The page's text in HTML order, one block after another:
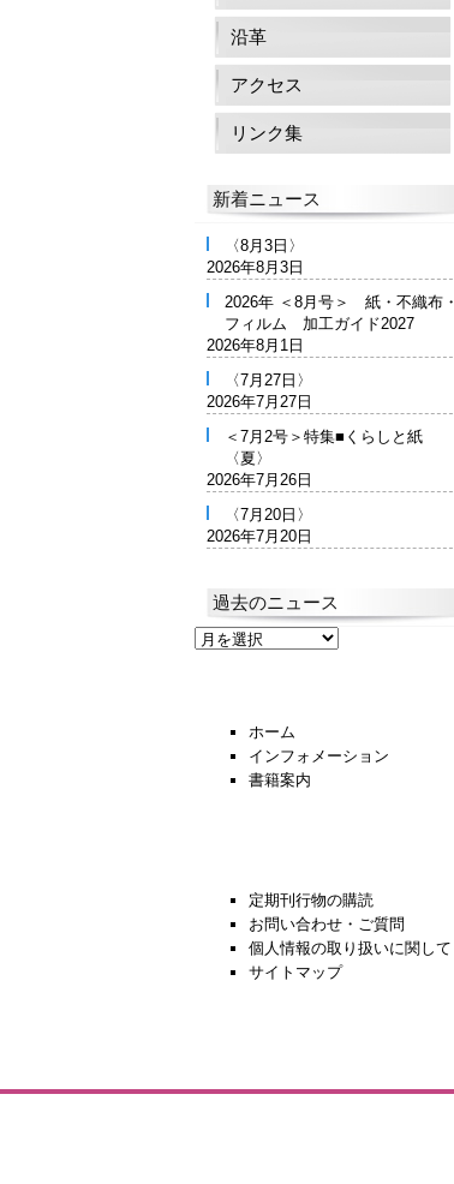
沿革
アクセス
リンク集
新着ニュース
〈8月3日〉
2026年8月3日
2026年 ＜8月号＞ 紙・不織布・
フィルム 加工ガイド2027
2026年8月1日
〈7月27日〉
2026年7月27日
＜7月2号＞特集■くらしと紙
〈夏〉
2026年7月26日
〈7月20日〉
2026年7月20日
過去のニュース
過
ホーム
インフォメーション
書籍案内
定期刊行物の購読
お問い合わせ・ご質問
個人情報の取り扱いに関して
サイトマップ